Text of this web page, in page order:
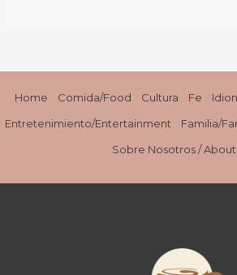
Home Comida/Food Cultura Fe
Entretenimiento/Entertainment
Familia/
Sobre Nosotros / About